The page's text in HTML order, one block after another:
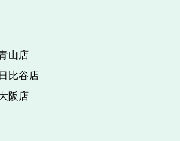
山店
比谷店
阪店